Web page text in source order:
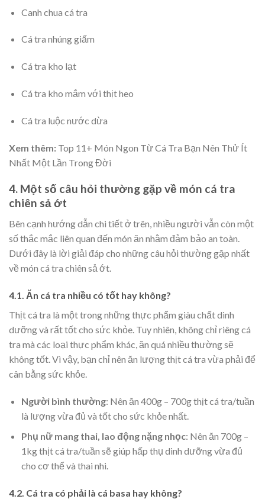
Canh chua cá tra
Cá tra nhúng giấm
Cá tra kho lạt
Cá tra kho mắm với thịt heo
Cá tra luộc nước dừa
Xem thêm: Top 11+ Món Ngon Từ Cá Tra Bạn Nên Thử Ít
Nhất Một Lần Trong Đời
4. Một số câu hỏi thường gặp về món cá tra
chiên sả ớt
Bên cạnh hướng dẫn chi tiết ở trên, nhiều người vẫn còn một
số thắc mắc liên quan đến món ăn nhằm đảm bảo an toàn.
Dưới đây là lời giải đáp cho những câu hỏi thường gặp nhất
về món cá tra chiên sả ớt.
4.1. Ăn cá tra nhiều có tốt hay không?
Thịt cá tra là một trong những thực phẩm giàu chất dinh
dưỡng và rất tốt cho sức khỏe. Tuy nhiên, không chỉ riêng cá
tra mà các loại thực phẩm khác, ăn quá nhiều thường sẽ
không tốt. Vì vậy, bạn chỉ nên ăn lượng thịt cá tra vừa phải để
cân bằng sức khỏe.
Người bình thường: Nên ăn 400g – 700g thịt cá tra/tuần
là lượng vừa đủ và tốt cho sức khỏe nhất.
Phụ nữ mang thai, lao động nặng nhọc: Nên ăn 700g –
1kg thịt cá tra/tuần sẽ giúp hấp thụ dinh dưỡng vừa đủ
cho cơ thể và thai nhi.
4.2. Cá tra có phải là cá basa hay không?